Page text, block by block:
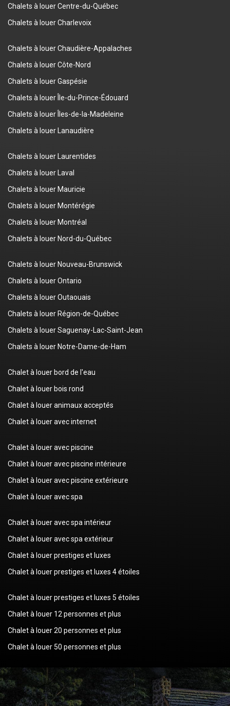
Chalets à louer Centre-du-Québec
Chalets à louer Charlevoix
Chalets à louer Chaudière-Appalaches
Chalets à louer Côte-Nord
Chalets à louer Gaspésie
Chalets à louer Île-du-Prince-Édouard
Chalets à louer Îles-de-la-Madeleine
Chalets à louer Lanaudière
Chalets à louer Laurentides
Chalets à louer Laval
Chalets à louer Mauricie
Chalets à louer Montérégie
Chalets à louer Montréal
Chalets à louer Nord-du-Québec
Chalets à louer Nouveau-Brunswick
Chalets à louer Ontario
Chalets à louer Outaouais
Chalets à louer Région-de-Québec
Chalets à louer Saguenay-Lac-Saint-Jean
Chalets à louer Notre-Dame-de-Ham
Chalet à louer bord de l'eau
Chalet à louer bois rond
Chalet à louer animaux acceptés
Chalet à louer avec internet
Chalet à louer avec piscine
Chalet à louer avec piscine intérieure
Chalet à louer avec piscine extérieure
Chalet à louer avec spa
Chalet à louer avec spa intérieur
Chalet à louer avec spa extérieur
Chalet à louer prestiges et luxes
Chalet à louer prestiges et luxes 4 étoiles
Chalet à louer prestiges et luxes 5 étoiles
Chalet à louer 12 personnes et plus
Chalet à louer 20 personnes et plus
Chalet à louer 50 personnes et plus